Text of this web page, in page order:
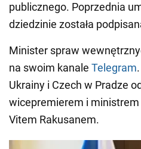
publicznego. Poprzednia
dziedzinie została
Minister spraw
na swoim kanale Telegram
Ukrainy i Czech w Pradze
wicepremierem i
Vitem Rakusanem.